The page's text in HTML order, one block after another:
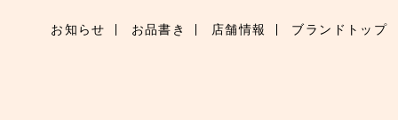
お知らせ お品書き 店舗情報 ブランドトップ